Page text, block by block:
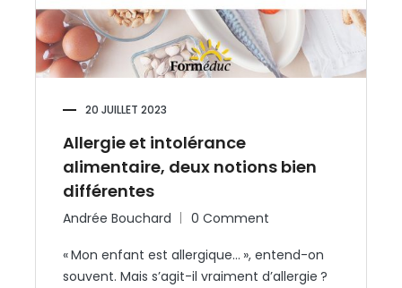
20 JUILLET 2023
Allergie et intolérance
alimentaire, deux notions bien
différentes
Andrée Bouchard 0 Comment
« Mon enfant est allergique… », entend-on
souvent. Mais s’agit-il vraiment d’allergie ?